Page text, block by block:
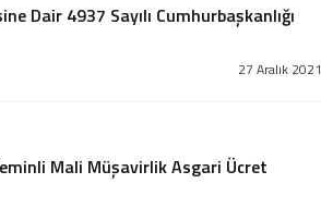
Dair 4937 Sayılı Cumhurbaşkanlığı
27 Aralık 2021
Mali Müşavirlik Asgari Ücret